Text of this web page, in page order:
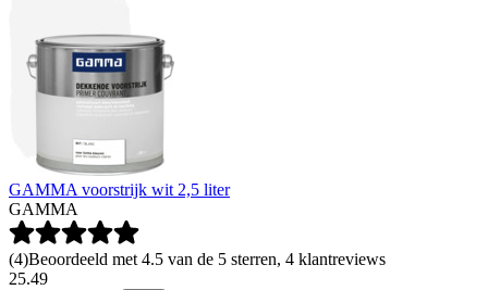
GAMMA voorstrijk wit 2,5 liter
GAMMA
(4)Beoordeeld met 4.5 van de 5 sterren, 4 klantreviews
25.49